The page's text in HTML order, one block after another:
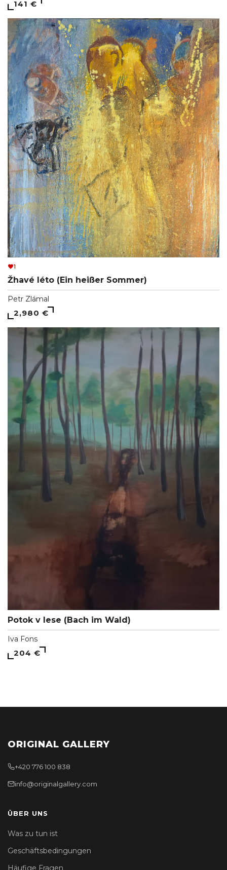
141 €
1
Žhavé léto (Ein heißer Sommer)
Petr Zlámal
2,980 €
Potok v lese (Bach im Wald)
Iva Fons
204 €
ORIGINAL GALLERY
+420 776 100 838
info@originalgallery.com
ÜBER UNS
Was zu tun ist
Geschäftsbedingungen
Häufige Fragen